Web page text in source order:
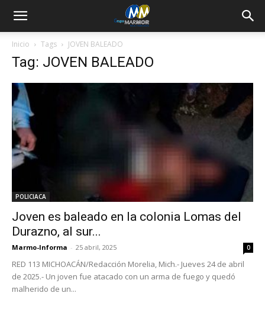
Inicio Tags JOVEN BALEADO
Tag: JOVEN BALEADO
POLICIACA
Joven es baleado en la colonia Lomas del
Durazno, al sur...
Marmo-Informa - 25 abril, 2025 0
RED 113 MICHOACÁN/Redacción Morelia, Mich.- Jueves 24 de abril
de 2025.- Un joven fue atacado con un arma de fuego y quedó
malherido de un...